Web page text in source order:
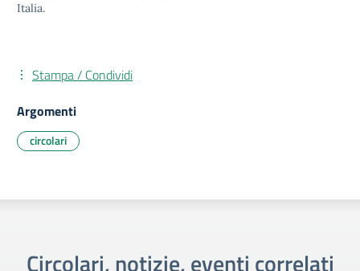
Italia.
Stampa / Condividi
Argomenti
circolari
Circolari, notizie, eventi correlati